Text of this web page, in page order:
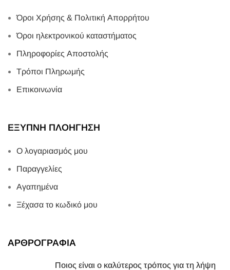
Όροι Χρήσης & Πολιτική Απορρήτου
Όροι ηλεκτρονικού καταστήματος
Πληροφορίες Αποστολής
Τρόποι Πληρωμής
Επικοινωνία
ΕΞΥΠΝΗ ΠΛΟΗΓΗΣΗ
Ο λογαριασμός μου
Παραγγελίες
Αγαπημένα
Ξέχασα το κωδικό μου
ΑΡΘΡΟΓΡΑΦΙΑ
Ποιος είναι ο καλύτερος τρόπος για τη λήψη